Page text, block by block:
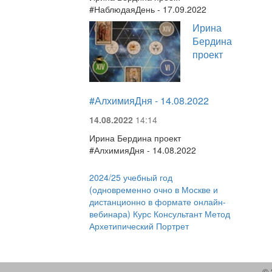
#НаблюдаяДень - 17.09.2022
Ирина
Бердина
проект
#АлхимияДня - 14.08.2022
14.08.2022 14:14
Ирина Бердина проект
#АлхимияДня - 14.08.2022
2024/25 учебный год
(одновременно очно в Москве и
дистанционно в формате онлайн-
вебинара) Курс Консультант Метод
Архетипический Портрет